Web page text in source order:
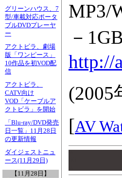
グリーンハウス、7
型/車載対応ポータ
ブルDVDプレーヤ
ー
アクトビラ、劇場
版「ワンピース」
10作品を初VOD配
信
アクトビラ、
CATV向け
VOD「ケーブルア
クトビラ」を開始
「Blu-ray/DVD発売
日一覧」11月28日
の更新情報
ダイジェストニュ
ース(11月29日)
【11月28日】
MP3/
－
http://
(2005
[AV